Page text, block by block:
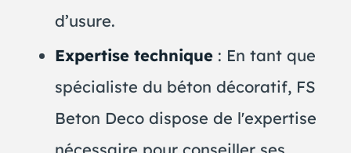
d’usure.
Expertise technique: En tant que
spécialiste du béton décoratif, FS
Beton Deco dispose de l'expertise